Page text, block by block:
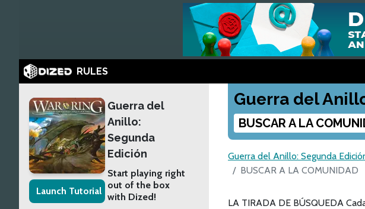
RULES
Launch Tutorial
Guerra del
Anillo:
Segunda
Edición
Start playing right
out of the box
with Dized!
Guerra del
BUSCAR A LA
Guerra del Anillo: Segunda
BUSCAR A LA COMUNIDAD
LA TIRADA DE BÚSQUEDA